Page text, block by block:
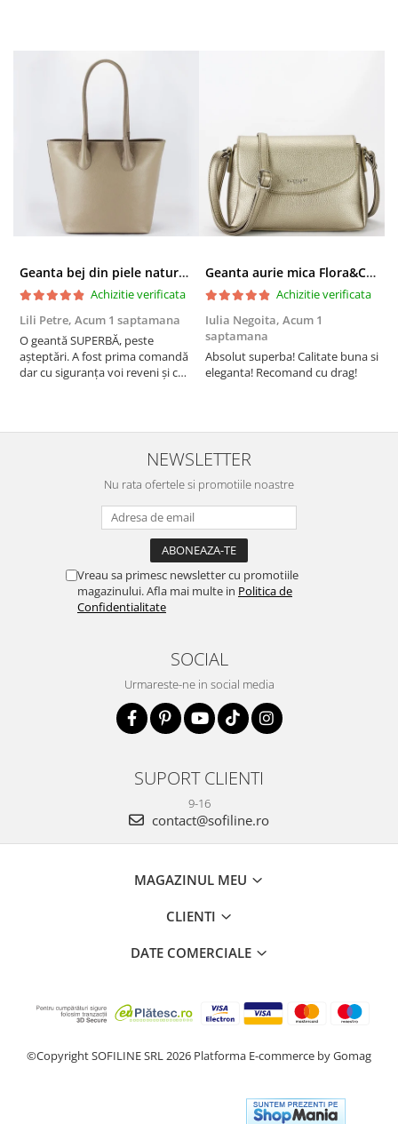
Geanta bej din piele naturala 8966 123
Achizitie verificata
Lili Petre, Acum 1 saptamana
O geantă SUPERBĂ, peste
așteptări. A fost prima comandă
dar cu siguranța voi reveni și cu
doua zi). RECOMAND SOFILINE!!!
Geanta aurie mica Flora&CO Paris H6930 16
Achizitie verificata
Iulia Negoita, Acum 1
saptamana
Absolut superba! Calitate buna si
eleganta! Recomand cu drag!
NEWSLETTER
Nu rata ofertele si promotiile noastre
Vreau sa primesc newsletter cu promotiile
magazinului. Afla mai multe in Politica de
Confidentialitate
SOCIAL
Urmareste-ne in social media
SUPORT CLIENTI
9-16
contact@sofiline.ro
MAGAZINUL MEU
CLIENTI
DATE COMERCIALE
©Copyright SOFILINE SRL 2026 Platforma E-commerce by Gomag